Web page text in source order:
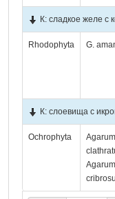
К: сладкое желе с
Rhodophyta G.
К: слоевища с
Ochrophyta